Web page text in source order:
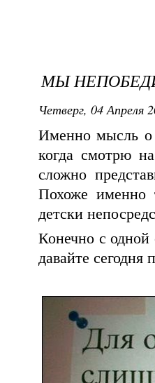
МЫ
Четверг, 04 Апреля
Именно мысль о
когда смотрю
сложно
Похоже именно
детски
Конечно с одной
давайте сегодня